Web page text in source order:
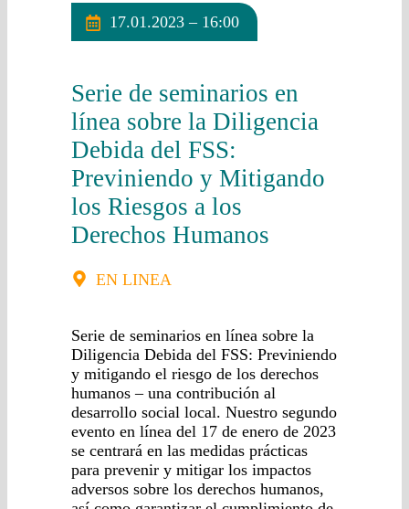
17.01.2023 – 16:00
Serie de seminarios en
línea sobre la Diligencia
Debida del FSS:
Previniendo y Mitigando
los Riesgos a los
Derechos Humanos
EN LINEA
Serie de seminarios en línea sobre la
Diligencia Debida del FSS: Previniendo
y mitigando el riesgo de los derechos
humanos – una contribución al
desarrollo social local. Nuestro segundo
evento en línea del 17 de enero de 2023
se centrará en las medidas prácticas
para prevenir y mitigar los impactos
adversos sobre los derechos humanos,